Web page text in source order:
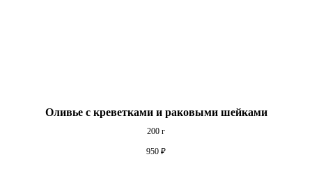
Оливье с креветками и раковыми шейками
200 г
950 ₽